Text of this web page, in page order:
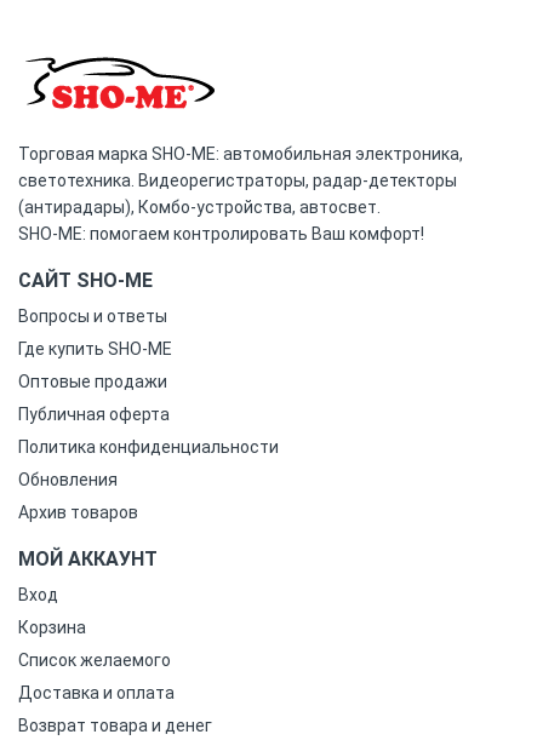
Торговая марка SHO-ME: автомобильная электроника,
светотехника. Видеорегистраторы, радар-детекторы
(антирадары), Комбо-устройства, автосвет.
SHO-ME: помогаем контролировать Ваш комфорт!
САЙТ SHO-ME
Вопросы и ответы
Где купить SHO-ME
Оптовые продажи
Публичная оферта
Политика конфиденциальности
Обновления
Архив товаров
МОЙ АККАУНТ
Вход
Корзина
Список желаемого
Доставка и оплата
Возврат товара и денег